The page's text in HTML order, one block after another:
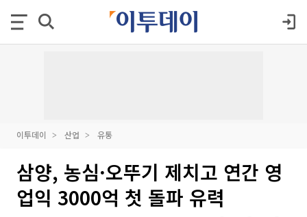
이투데이 산업 유통
삼양, 농심·오뚜기 제치고 연간 영
업익 3000억 첫 돌파 유력